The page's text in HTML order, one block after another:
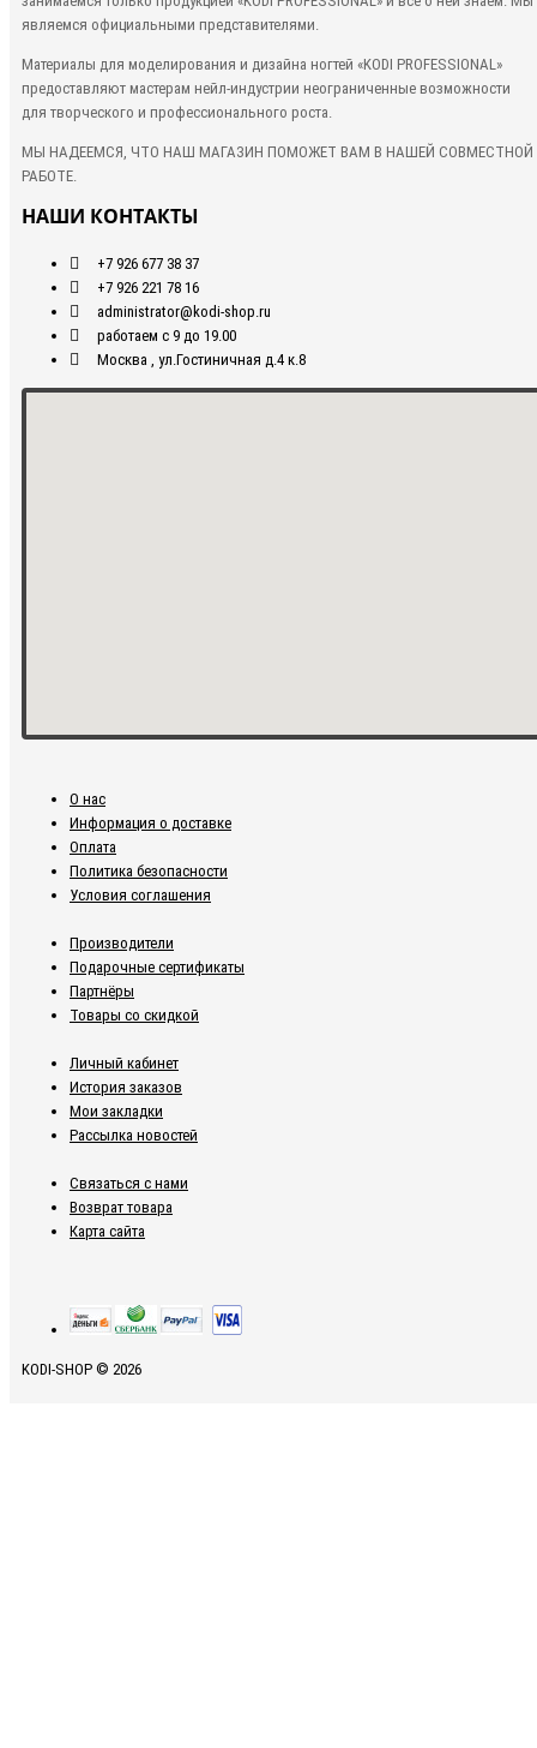
являемся официальными представителями.
Материалы для моделирования и дизайна ногтей «KODI PROFESSIONAL»
предоставляют мастерам нейл-индустрии неограниченные возможности
для творческого и профессионального роста.
МЫ НАДЕЕМСЯ, ЧТО НАШ МАГАЗИН ПОМОЖЕТ ВАМ В НАШЕЙ СОВМЕСТНОЙ
РАБОТЕ.
НАШИ КОНТАКТЫ
+7 926 677 38 37
+7 926 221 78 16
administrator@kodi-shop.ru
работаем с 9 до 19.00
Москва , ул.Гостиничная д.4 к.8
О нас
Информация о доставке
Оплата
Политика безопасности
Условия соглашения
Производители
Подарочные сертификаты
Партнёры
Товары со скидкой
Личный кабинет
История заказов
Мои закладки
Рассылка новостей
Связаться с нами
Возврат товара
Карта сайта
KODI-SHOP © 2026